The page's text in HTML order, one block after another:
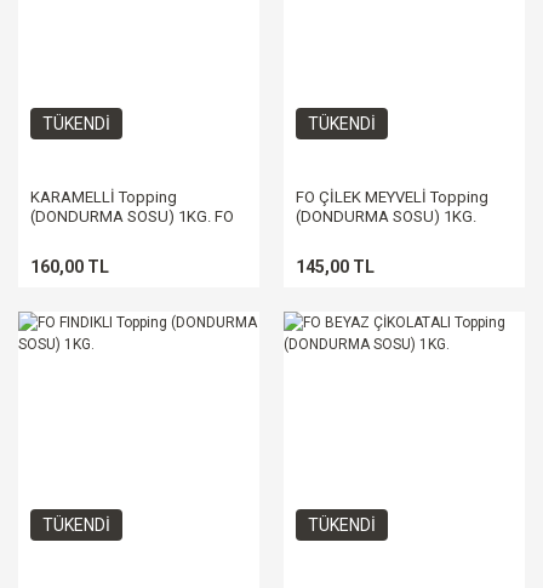
TÜKENDİ
KARAMELLİ Topping
(DONDURMA SOSU) 1KG. FO
160,00 TL
TÜKENDİ
FO ÇİLEK MEYVELİ Topping
(DONDURMA SOSU) 1KG.
145,00 TL
TÜKENDİ TÜKENDİ